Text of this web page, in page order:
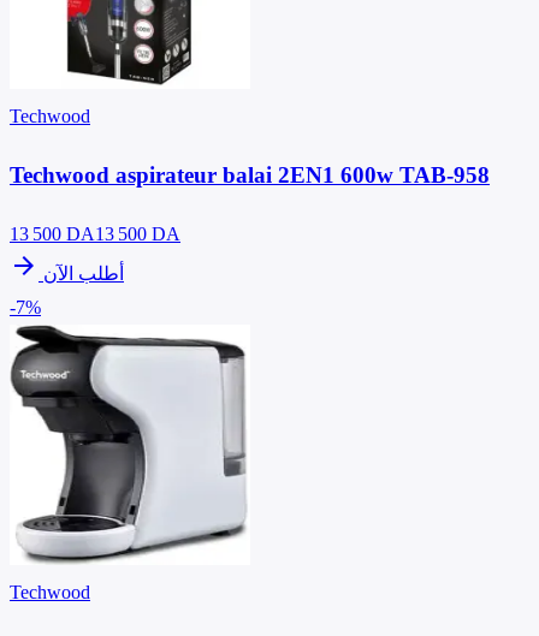
Techwood
Techwood aspirateur balai 2EN1 600w TAB-958
13 500 DA13 500 DA
arrow_forward أطلب الآن
-7%
Techwood